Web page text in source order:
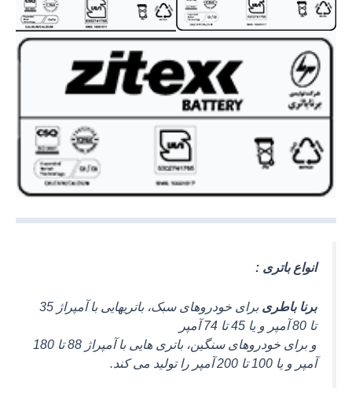
انواع باتری :
برنا باطری
برای خودروهای سبک، باتریهایی با آمپراژ 35
تا 80 آمپر و یا 45 تا 74 آمپر
و برای خودروهای سنگین، باتری هایی با آمپراژ 88 تا 180
آمپر و یا 100 تا 200 آمپر را تولید می کند.